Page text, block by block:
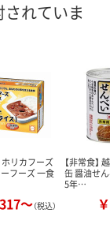
れていま
ホリカフーズ
フーズ 一食
～（税込）
【非常食】
缶 醤油せ
5年…